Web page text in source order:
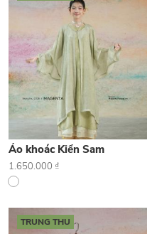
Áo khoác Kiển Sam
1.650.000 ₫
TRUNG THU